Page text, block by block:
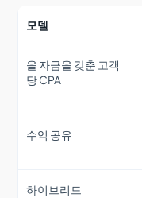
모델
을 자금을 갖춘 고객
당 CPA
수익 공유
하이브리드